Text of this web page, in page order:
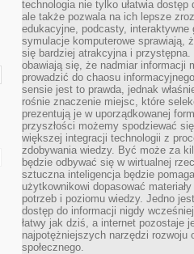
technologia nie tylko ułatwia dostęp
ale także pozwala na ich lepsze
edukacyjne, podcasty, interaktywne
symulacje komputerowe sprawiają,
się bardziej atrakcyjna i przystępna.
obawiają się, że nadmiar informacji
prowadzić do chaosu
sensie jest to prawda, jednak
rośnie znaczenie miejsc, które
prezentują je w uporządkowanej
przyszłości możemy spodziewać
większej integracji technologii z
zdobywania wiedzy. Być może za
będzie odbywać się w wirtualnej
sztuczna inteligencja będzie
użytkownikowi dopasować
potrzeb i poziomu wiedzy. Jedno
dostęp do informacji nigdy
łatwy jak dziś, a internet pozostaje
najpotężniejszych narzędzi rozwoju
społecznego.